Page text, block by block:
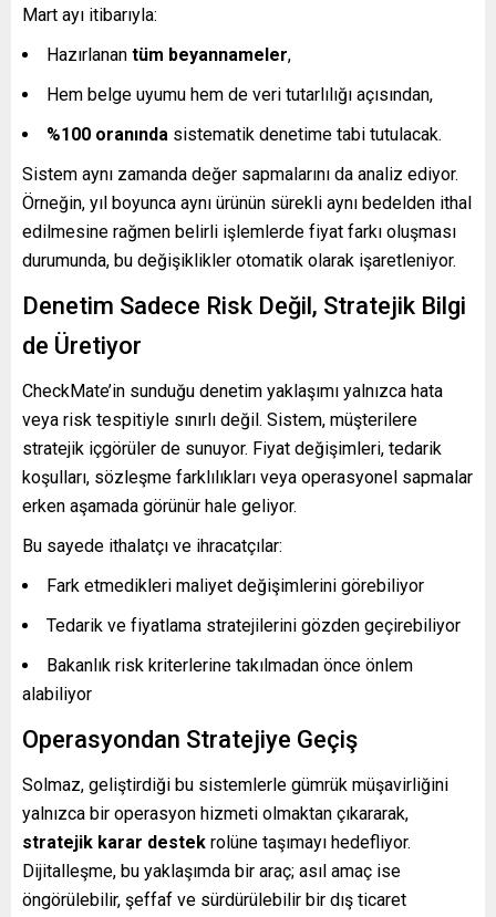
Mart ayı itibarıyla:
Hazırlanan tüm beyannameler,
Hem belge uyumu hem de veri tutarlılığı açısından,
%100 oranında sistematik denetime tabi tutulacak.
Sistem aynı zamanda değer sapmalarını da analiz ediyor.
Örneğin, yıl boyunca aynı ürünün sürekli aynı bedelden ithal
edilmesine rağmen belirli işlemlerde fiyat farkı oluşması
durumunda, bu değişiklikler otomatik olarak işaretleniyor.
Denetim Sadece Risk Değil, Stratejik Bilgi
de Üretiyor
CheckMate’in sunduğu denetim yaklaşımı yalnızca hata
veya risk tespitiyle sınırlı değil. Sistem, müşterilere
stratejik içgörüler de sunuyor. Fiyat değişimleri, tedarik
koşulları, sözleşme farklılıkları veya operasyonel sapmalar
erken aşamada görünür hale geliyor.
Bu sayede ithalatçı ve ihracatçılar:
Fark etmedikleri maliyet değişimlerini görebiliyor
Tedarik ve fiyatlama stratejilerini gözden geçirebiliyor
Bakanlık risk kriterlerine takılmadan önce önlem
alabiliyor
Operasyondan Stratejiye Geçiş
Solmaz, geliştirdiği bu sistemlerle gümrük müşavirliğini
yalnızca bir operasyon hizmeti olmaktan çıkararak,
stratejik karar destek rolüne taşımayı hedefliyor.
Dijitalleşme, bu yaklaşımda bir araç; asıl amaç ise
öngörülebilir, şeffaf ve sürdürülebilir bir dış ticaret